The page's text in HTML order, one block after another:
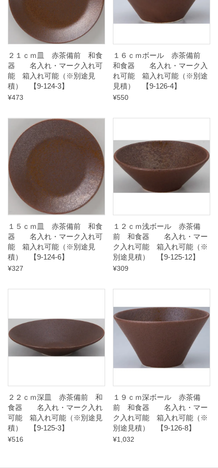
可
※
別
途
見
【
9
-
5
-
9
】
q
２１ｃｍ皿 赤茶備前 和食
器 名入れ・マーク入れ可
能 箱入れ可能（※別途見
積） 【9-124-3】
¥473
１６ｃｍボール 赤茶備前
和食器 名入れ・マーク入
れ可能 箱入れ可能（※別途
見積） 【9-126-4】
¥550
１５ｃｍ皿 赤茶備前 和食
器 名入れ・マーク入れ可
能 箱入れ可能（※別途見
積） 【9-124-6】
¥327
１２ｃｍ浅ボール 赤茶備
前 和食器 名入れ・マー
ク入れ可能 箱入れ可能（※
別途見積） 【9-125-12】
¥309
２２ｃｍ深皿 赤茶備前 和
食器 名入れ・マーク入れ
可能 箱入れ可能（※別途見
積） 【9-125-3】
¥516
１９ｃｍ深ボール 赤茶備
前 和食器 名入れ・マー
ク入れ可能 箱入れ可能（※
別途見積） 【9-126-8】
¥1,032